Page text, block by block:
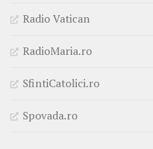
Radio Vatican
RadioMaria.ro
SfintiCatolici.ro
Spovada.ro